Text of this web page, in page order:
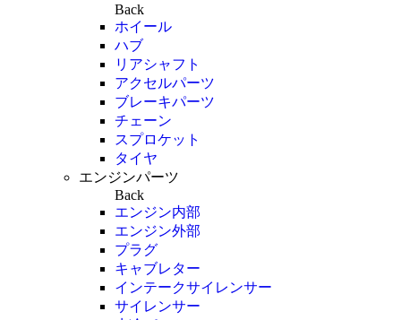
Back
ホイール
ハブ
リアシャフト
アクセルパーツ
ブレーキパーツ
チェーン
スプロケット
タイヤ
エンジンパーツ
Back
エンジン内部
エンジン外部
プラグ
キャブレター
インテークサイレンサー
サイレンサー